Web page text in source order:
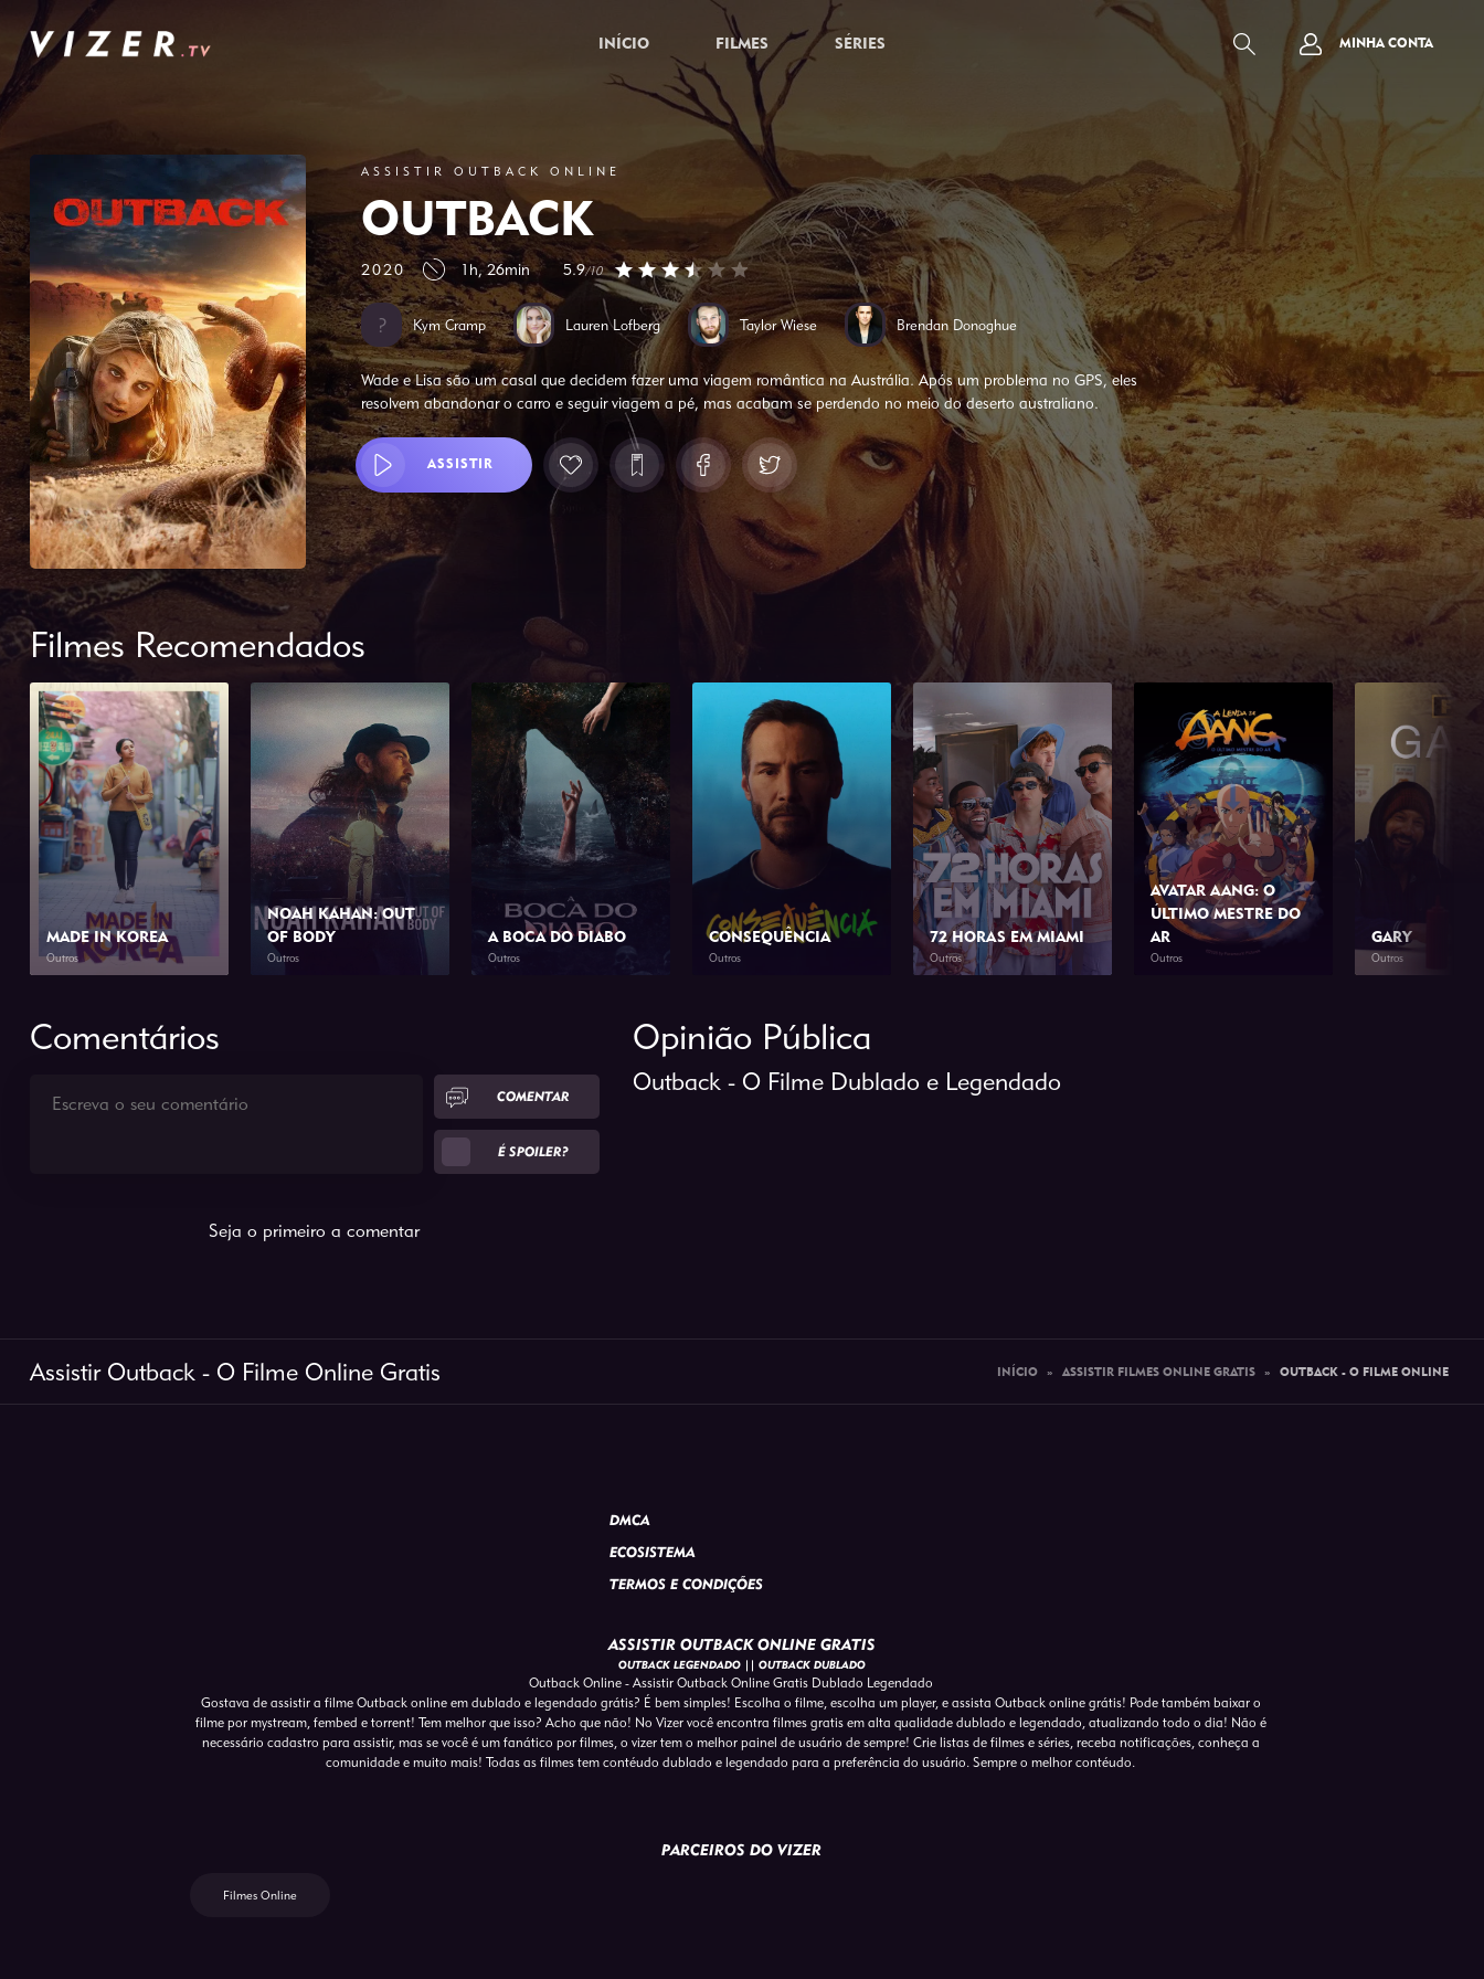
INÍCIO FILMES SÉRIES MINHA CONTA
ASSISTIR OUTBACK ONLINE
OUTBACK
2020 1h, 26min 5.9/10
Kym Cramp Lauren Lofberg Taylor Wiese Brendan Donoghue
Wade e Lisa são um casal que decidem fazer uma viagem romântica na Austrália. Após um problema no GPS, eles
resolvem abandonar o carro e seguir viagem a pé, mas acabam se perdendo no meio do deserto australiano.
ASSISTIR
Filmes Recomendados
MADE IN KOREA
Outros
NOAH KAHAN: OUT
OF BODY
Outros
A BOCA DO DIABO
Outros
CONSEQUÊNCIA
Outros
72 HORAS EM MIAMI
Outros
AVATAR AANG: O
ÚLTIMO MESTRE DO
AR
Outros
GARY
Outros
Comentários
COMENTAR
É SPOILER?
Seja o primeiro a comentar
Opinião Pública
Outback - O Filme Dublado e Legendado
Assistir Outback - O Filme Online Gratis INÍCIO » ASSISTIR FILMES ONLINE GRATIS » OUTBACK - O FILME ONLINE
DMCA
ECOSISTEMA
TERMOS E CONDIÇÕES
ASSISTIR OUTBACK ONLINE GRATIS
OUTBACK LEGENDADO || OUTBACK DUBLADO
Outback Online - Assistir Outback Online Gratis Dublado Legendado
Gostava de assistir a filme Outback online em dublado e legendado grátis? É bem simples! Escolha o filme, escolha um player, e assista Outback online grátis! Pode também baixar o
filme por mystream, fembed e torrent! Tem melhor que isso? Acho que não! No Vizer você encontra filmes gratis em alta qualidade dublado e legendado, atualizando todo o dia! Não é
necessário cadastro para assistir, mas se você é um fanático por filmes, o vizer tem o melhor painel de usuário de sempre! Crie listas de filmes e séries, receba notificações, conheça a
comunidade e muito mais! Todas as filmes tem contéudo dublado e legendado para a preferência do usuário. Sempre o melhor contéudo.
PARCEIROS DO VIZER
Filmes Online